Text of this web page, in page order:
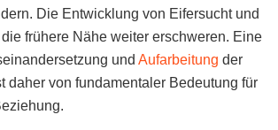
Die Entwicklung von Eifersucht und
frühere Nähe weiter erschweren. Eine
und Aufarbeitung der
daher von fundamentaler Bedeutung für